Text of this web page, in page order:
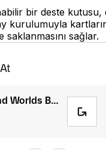
bir deste kutusu,
kurulumuyla
sağlar.
Riftbound Worlds Bundle 2025